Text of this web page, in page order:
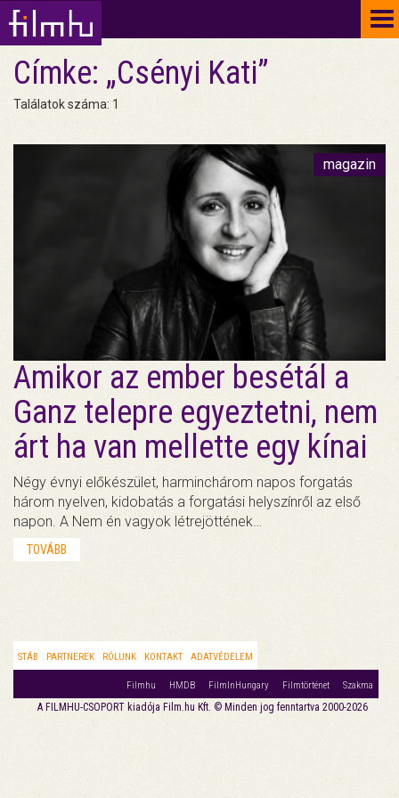
Címke: „Csényi Kati”
Találatok száma: 1
magazin
Amikor az ember besétál a
Ganz telepre egyeztetni, nem
árt ha van mellette egy kínai
Négy évnyi előkészület, harminchárom napos forgatás
három nyelven, kidobatás a forgatási helyszínről az első
napon. A Nem én vagyok létrejöttének…
TOVÁBB
STÁB PARTNEREK RÓLUNK KONTAKT ADATVÉDELEM
Filmhu HMDB FilmInHungary Filmtörténet Szakma
A FILMHU-CSOPORT kiadója Film.hu Kft. © Minden jog fenntartva 2000-2026